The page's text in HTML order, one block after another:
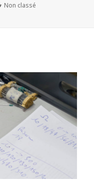
Catégories
Non classé